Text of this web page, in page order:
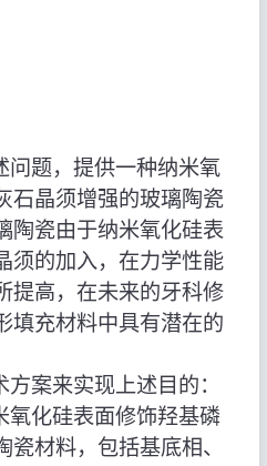
问题，提供一种纳米氧
石晶须增强的玻璃陶瓷
陶瓷由于纳米氧化硅表
须的加入，在力学性能
提高，在未来的牙科修
填充材料中具有潜在的
案来实现上述目的：
氧化硅表面修饰羟基磷
材料，包括基底相、